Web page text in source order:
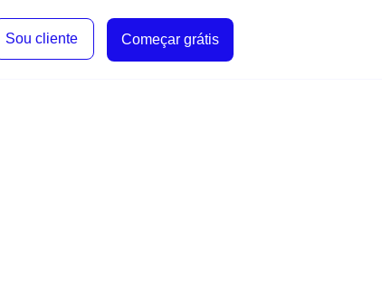
Sou cliente Começar grátis